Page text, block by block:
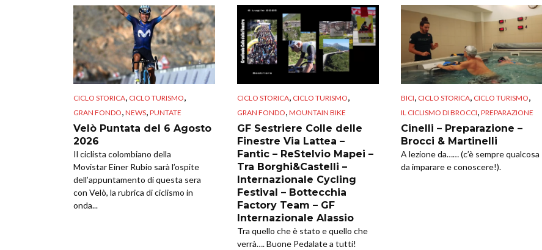
CICLO STORICA, CICLO TURISMO,
GRAN FONDO, NEWS, PUNTATE
Velò Puntata del 6 Agosto
2026
Il ciclista colombiano della
Movistar Einer Rubio sarà l’ospite
dell’appuntamento di questa sera
con Velò, la rubrica di ciclismo in
onda...
CICLO STORICA, CICLO TURISMO,
GRAN FONDO, MOUNTAIN BIKE
GF Sestriere Colle delle
Finestre Via Lattea –
Fantic – ReStelvio Mapei –
Tra Borghi&Castelli –
Internazionale Cycling
Festival – Bottecchia
Factory Team – GF
Internazionale Alassio
Tra quello che è stato e quello che
verrà…. Buone Pedalate a tutti!
BICI, CICLO STORICA, CICLO TURISMO,
IL CICLISMO DI BROCCI, PREPARAZIONE
Cinelli – Preparazione –
Brocci & Martinelli
A lezione da…… (c’è sempre qualcosa
da imparare e conoscere!).